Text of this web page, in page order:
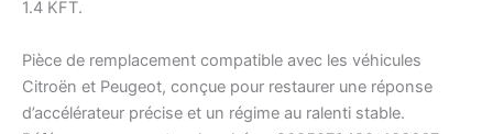
1.4 KFT.
Pièce de remplacement compatible avec les véhicules
Citroën et Peugeot, conçue pour restaurer une réponse
d’accélérateur précise et un régime au ralenti stable.